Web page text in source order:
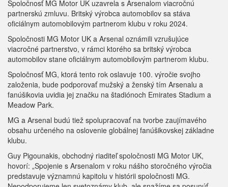
Spoločnosť MG Motor UK uzavrela s Arsenalom viacročnú
partnerskú zmluvu. Britský výrobca automobilov sa stáva
oficiálnym automobilovým partnerom klubu v roku 2024.
Spoločnosti MG Motor UK a Arsenal oznámili vzrušujúce
viacročné partnerstvo, v rámci ktorého sa britský výrobca
automobilov stane oficiálnym automobilovým partnerom klubu.
Spoločnosť MG, ktorá tento rok oslavuje 100. výročie svojho
založenia, bude podporovať mužský a ženský tím Arsenalu a
fanúšikovia uvidia jej značku na štadiónoch Emirates Stadium a
Meadow Park.
MG a Arsenal budú tiež spolupracovať na tvorbe zaujímavého
obsahu určeného na oslovenie globálnej fanúšikovskej základne
klubu.
Guy Pigounakis, obchodný riaditeľ spoločnosti MG Motor UK,
hovorí: „Spojenie s Arsenalom v roku nášho storočného výročia
predstavuje významnú kapitolu v histórii spoločnosti MG.